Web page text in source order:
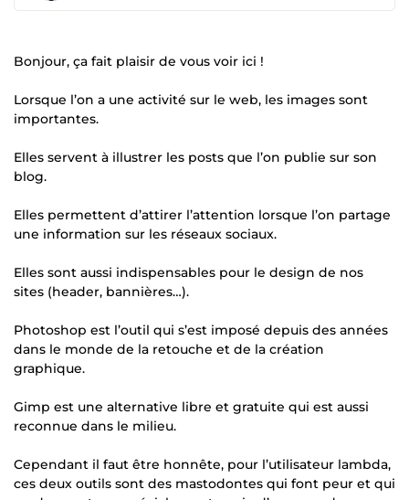
Bonjour, ça fait plaisir de vous voir ici !
Lorsque l’on a une activité sur le web, les images sont
importantes.
Elles servent à illustrer les posts que l’on publie sur son
blog.
Elles permettent d’attirer l’attention lorsque l’on partage
une information sur les réseaux sociaux.
Elles sont aussi indispensables pour le design de nos
sites (header, bannières…).
Photoshop est l’outil qui s’est imposé depuis des années
dans le monde de la retouche et de la création
graphique.
Gimp est une alternative libre et gratuite qui est aussi
reconnue dans le milieu.
Cependant il faut être honnête, pour l’utilisateur lambda,
ces deux outils sont des mastodontes qui font peur et qui